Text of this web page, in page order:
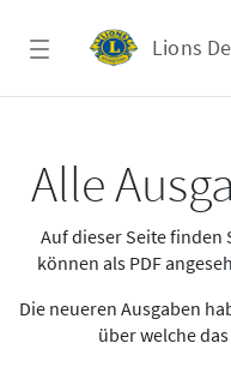
Lions
Alle
Auf dieser Seite finden
können als PDF
Die neueren Ausgaben
über welche